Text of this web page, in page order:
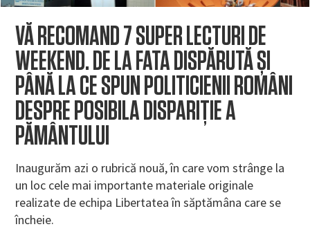
VĂ RECOMAND 7 SUPER LECTURI DE
WEEKEND. DE LA FATA DISPĂRUTĂ ȘI
PÂNĂ LA CE SPUN POLITICIENII ROMÂNI
DESPRE POSIBILA DISPARIȚIE A
PĂMÂNTULUI
Inaugurăm azi o rubrică nouă, în care vom strânge la
un loc cele mai importante materiale originale
realizate de echipa Libertatea în săptămâna care se
încheie.